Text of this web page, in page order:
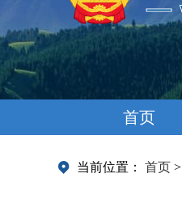
首页
当前位置： 首页 >